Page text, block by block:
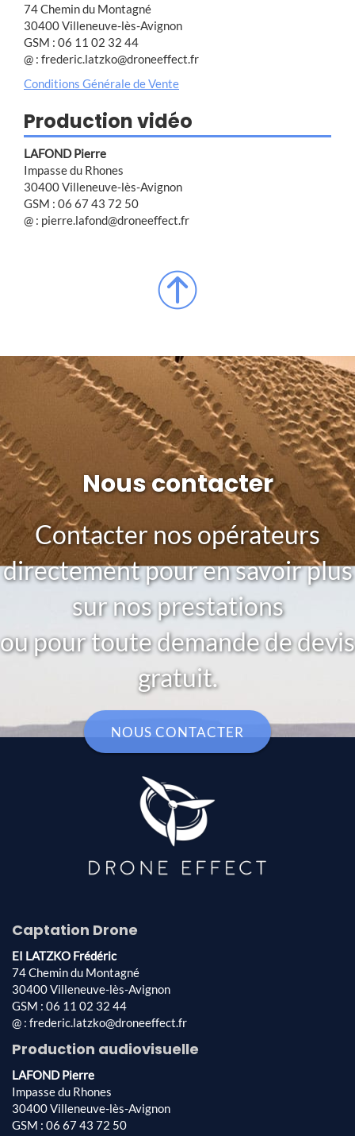
74 Chemin du Montagné
30400 Villeneuve-lès-Avignon
GSM : 06 11 02 32 44
@ : frederic.latzko@droneeffect.fr
Conditions Générale de Vente
Production vidéo
LAFOND Pierre
Impasse du Rhones
30400 Villeneuve-lès-Avignon
GSM : 06 67 43 72 50
@ : pierre.lafond@droneeffect.fr
Nous contacter
Contacter nos opérateurs
directement pour en savoir plus
sur nos prestations
ou pour toute demande de devis
gratuit.
NOUS CONTACTER
Captation Drone
EI LATZKO Frédéric
74 Chemin du Montagné
30400 Villeneuve-lès-Avignon
GSM : 06 11 02 32 44
@ : frederic.latzko@droneeffect.fr
Production audiovisuelle
LAFOND Pierre
Impasse du Rhones
30400 Villeneuve-lès-Avignon
GSM : 06 67 43 72 50